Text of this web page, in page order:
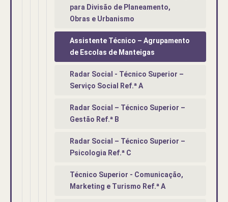
para Divisão de Planeamento,
Obras e Urbanismo
Assistente Técnico – Agrupamento
de Escolas de Manteigas
Radar Social - Técnico Superior –
Serviço Social Ref.ª A
Radar Social – Técnico Superior –
Gestão Ref.ª B
Radar Social – Técnico Superior –
Psicologia Ref.ª C
Técnico Superior - Comunicação,
Marketing e Turismo Ref.ª A